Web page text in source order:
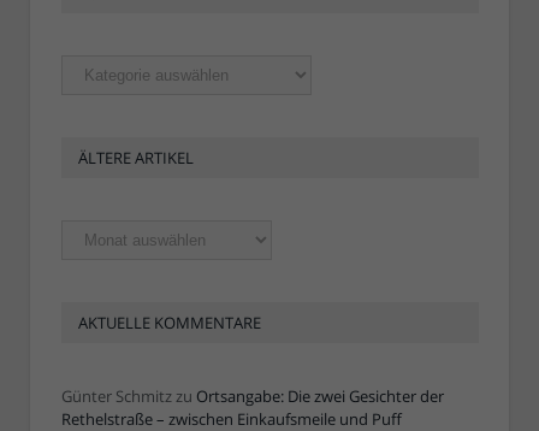
Rubriken
ÄLTERE ARTIKEL
Ältere
Artikel
AKTUELLE KOMMENTARE
Günter Schmitzzu Ortsangabe: Die zwei Gesichter der
Rethelstraße – zwischen Einkaufsmeile und Puff